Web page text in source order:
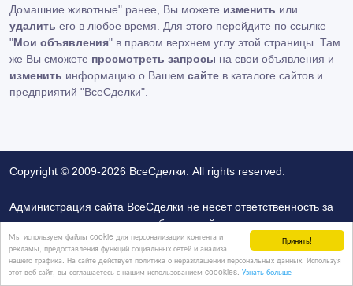
Принять!
Мы используем файлы cookie для персонализации контента и
рекламы, предоставления функций социальных сетей и анализа
нашего трафика. На сайте действует политика о неразглашении персональных данных. Используя
этот веб-сайт, вы соглашаетесь с нашим использованием coookies. Узнать больше
Домашние животные" ранее, Вы можете изменить или
удалить его в любое время. Для этого перейдите по ссылке
"Мои объявления" в правом верхнем углу этой страницы. Там
же Вы сможете просмотреть запросы на свои объявления и
изменить информацию о Вашем сайте в каталоге сайтов и
предприятий "ВсеСделки".
Copyright © 2009-2026 ВсеСделки. All rights reserved.
Администрация сайта ВсеСделки не несет ответственность за
содержание размещенных объявлений.
Мы ценим конфиденциальность наших пользователей. Мы не
передаем и не продаем личную информацию
зарегистрированных пользователей ВсеСделки третим лицам.